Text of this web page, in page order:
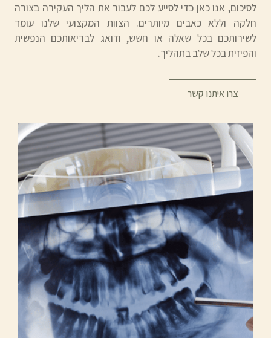
לסיכום, אנו כאן כדי לסייע לכם לעבור את הליך העקירה בצורה
חלקה וללא כאבים מיותרים. הצוות המקצועי שלנו עומד
לשירותכם בכל שאלה או חשש, ודואג לבריאותכם הנפשית
והפיזית בכל שלב בתהליך.
צרו איתנו קשר